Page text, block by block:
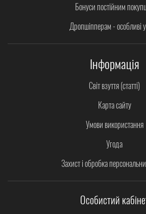
Бонуси постійним
Дропшіпперам - особливі
Інформація
Світ взуття (статті)
Карта сайту
Умови використання
Угода
Захист і обробка
Особистий